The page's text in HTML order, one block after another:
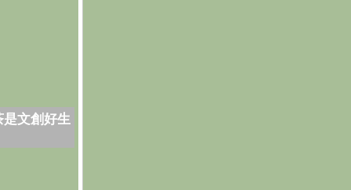
文創好生